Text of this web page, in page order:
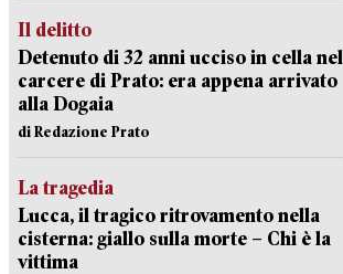
Il delitto
Detenuto di 32 anni ucciso in cella nel
carcere di Prato: era appena arrivato
alla Dogaia
di Redazione Prato
La tragedia
Lucca, il tragico ritrovamento nella
cisterna: giallo sulla morte – Chi è la
vittima